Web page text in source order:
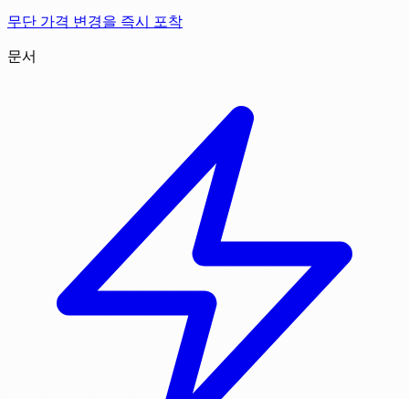
무단 가격 변경을 즉시 포착
문서